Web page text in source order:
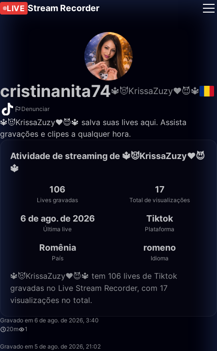
LIVE Stream Recorder
cristinanita74🔱😈KrissaZuzy❤️😈🔱
Denunciar
🔱😈KrissaZuzy❤️😈🔱 salva suas lives aqui. Assista
gravações e clipes a qualquer hora.
Atividade de streaming de 🔱😈KrissaZuzy❤️😈
🔱
106
Lives gravadas
17
Total de visualizações
6 de ago. de 2026
Última live
Tiktok
Plataforma
Romênia
País
romeno
Idioma
🔱😈KrissaZuzy❤️😈🔱 tem 106 lives de Tiktok
gravadas no Live Stream Recorder, com 17
visualizações no total.
Gravado em 6 de ago. de 2026, 3:40
20m
1
Gravado em 5 de ago. de 2026, 21:02